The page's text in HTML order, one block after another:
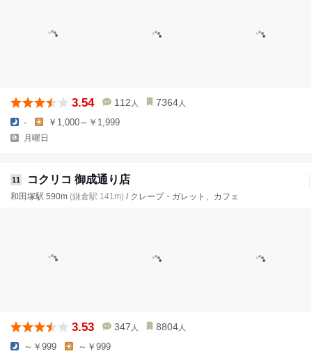
3.54 112 人 7364 人
- ￥1,000～￥1,999
月曜日
11 コクリコ 御成通り店
和田塚駅 590m (鎌倉駅 141m) / クレープ・ガレット、カフェ
3.53 347 人 8804 人
～￥999 ～￥999